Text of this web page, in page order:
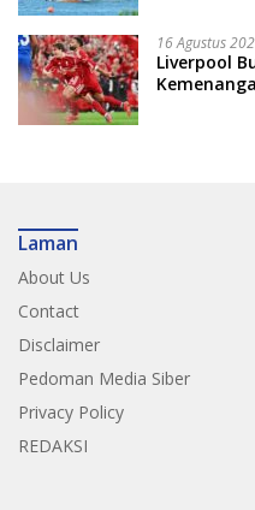
16 Agustus
Liverpool
Laman
About Us
Contact
Disclaimer
Pedoman Media Siber
Privacy Policy
REDAKSI